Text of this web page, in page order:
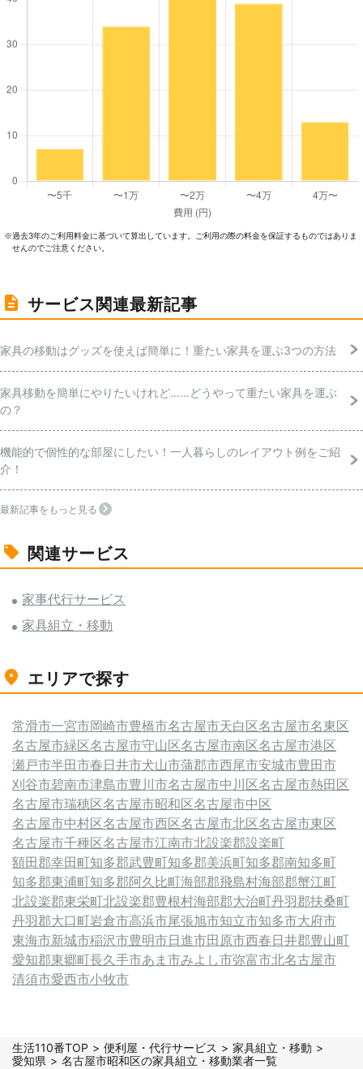
※過去3年のご利⽤料⾦に基づいて算出しています。ご利⽤の際の料⾦を保証するものではありま
せんのでご注意ください。
サービス関連最新記事
家具の移動はグッズを使えば簡単に！重たい家具を運ぶ3つの方法
家具移動を簡単にやりたいけれど……どうやって重たい家具を運ぶ
の？
機能的で個性的な部屋にしたい！一人暮らしのレイアウト例をご紹
介！
最新記事をもっと見る
関連サービス
家事代行サービス
家具組立・移動
エリアで探す
常滑市一宮市岡崎市豊橋市名古屋市天白区名古屋市名東区
名古屋市緑区名古屋市守山区名古屋市南区名古屋市港区
瀬戸市半田市春日井市犬山市蒲郡市西尾市安城市豊田市
刈谷市碧南市津島市豊川市名古屋市中川区名古屋市熱田区
名古屋市瑞穂区名古屋市昭和区名古屋市中区
名古屋市中村区名古屋市西区名古屋市北区名古屋市東区
名古屋市千種区名古屋市江南市北設楽郡設楽町
額田郡幸田町知多郡武豊町知多郡美浜町知多郡南知多町
知多郡東浦町知多郡阿久比町海部郡飛島村海部郡蟹江町
北設楽郡東栄町北設楽郡豊根村海部郡大治町丹羽郡扶桑町
丹羽郡大口町岩倉市高浜市尾張旭市知立市知多市大府市
東海市新城市稲沢市豊明市日進市田原市西春日井郡豊山町
愛知郡東郷町長久手市あま市みよし市弥富市北名古屋市
清須市愛西市小牧市
生活110番TOP 便利屋・代行サービス
家具組立・移動
愛知県
名古屋市昭和区の家具組立・移動業者一覧